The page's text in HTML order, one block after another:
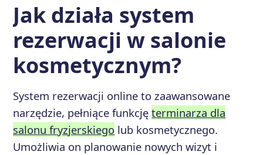
Jak działa system
rezerwacji w salonie
kosmetycznym?
System rezerwacji online to zaawansowane
narzędzie, pełniące funkcjęterminarza dla
salonu fryzjerskiego lub kosmetycznego.
Umożliwia on planowanie nowych wizyt i